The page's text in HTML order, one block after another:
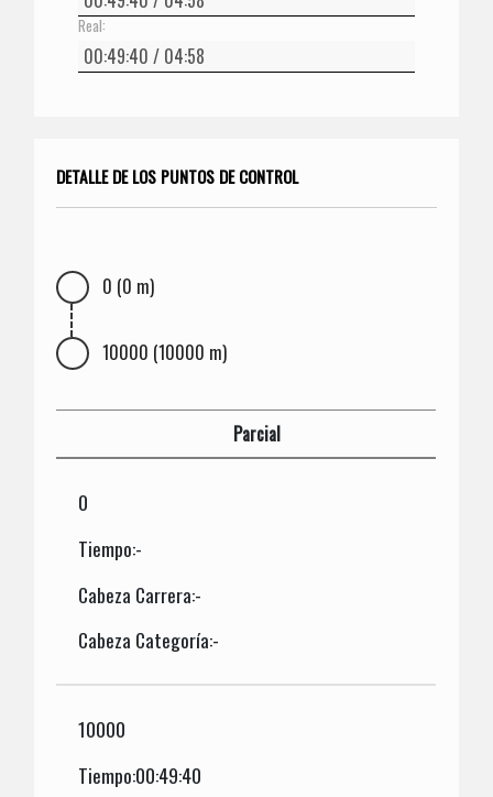
Real:
DETALLE DE LOS PUNTOS DE CONTROL
0 (0 m)
10000 (10000 m)
Parcial
0
Tiempo:-
Cabeza Carrera:-
Cabeza Categoría:-
10000
Tiempo:00:49:40